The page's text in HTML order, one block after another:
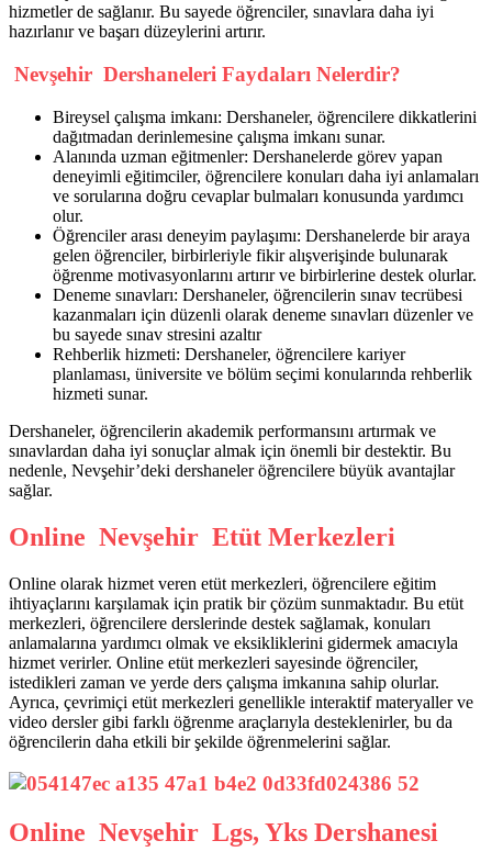
hizmetler de sağlanır. Bu sayede öğrenciler, sınavlara daha iyi
hazırlanır ve başarı düzeylerini artırır.
Nevşehir Dershaneleri Faydaları Nelerdir?
Bireysel çalışma imkanı: Dershaneler, öğrencilere dikkatlerini
dağıtmadan derinlemesine çalışma imkanı sunar.
Alanında uzman eğitmenler: Dershanelerde görev yapan
deneyimli eğitimciler, öğrencilere konuları daha iyi anlamaları
ve sorularına doğru cevaplar bulmaları konusunda yardımcı
olur.
Öğrenciler arası deneyim paylaşımı: Dershanelerde bir araya
gelen öğrenciler, birbirleriyle fikir alışverişinde bulunarak
öğrenme motivasyonlarını artırır ve birbirlerine destek olurlar.
Deneme sınavları: Dershaneler, öğrencilerin sınav tecrübesi
kazanmaları için düzenli olarak deneme sınavları düzenler ve
bu sayede sınav stresini azaltır
Rehberlik hizmeti: Dershaneler, öğrencilere kariyer
planlaması, üniversite ve bölüm seçimi konularında rehberlik
hizmeti sunar.
Dershaneler, öğrencilerin akademik performansını artırmak ve
sınavlardan daha iyi sonuçlar almak için önemli bir destektir. Bu
nedenle, Nevşehir’deki dershaneler öğrencilere büyük avantajlar
sağlar.
Online Nevşehir Etüt Merkezleri
Online olarak hizmet veren etüt merkezleri, öğrencilere eğitim
ihtiyaçlarını karşılamak için pratik bir çözüm sunmaktadır. Bu etüt
merkezleri, öğrencilere derslerinde destek sağlamak, konuları
anlamalarına yardımcı olmak ve eksikliklerini gidermek amacıyla
hizmet verirler. Online etüt merkezleri sayesinde öğrenciler,
istedikleri zaman ve yerde ders çalışma imkanına sahip olurlar.
Ayrıca, çevrimiçi etüt merkezleri genellikle interaktif materyaller ve
video dersler gibi farklı öğrenme araçlarıyla desteklenirler, bu da
öğrencilerin daha etkili bir şekilde öğrenmelerini sağlar.
Online Nevşehir Lgs, Yks Dershanesi